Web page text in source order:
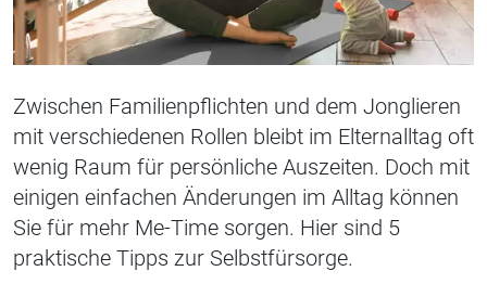
Zwischen Familienpflichten und dem Jonglieren
mit verschiedenen Rollen bleibt im Elternalltag oft
wenig Raum für persönliche Auszeiten. Doch mit
einigen einfachen Änderungen im Alltag können
Sie für mehr Me-Time sorgen. Hier sind 5
praktische Tipps zur Selbstfürsorge.